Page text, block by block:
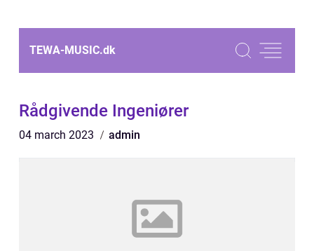
TEWA-MUSIC.dk
Rådgivende Ingeniører
04 march 2023 admin